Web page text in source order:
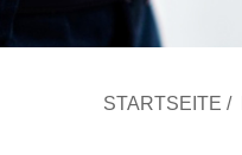
STARTSEITE /